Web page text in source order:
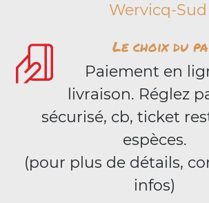
Wervicq-Sud
Le choix du
Paiement en
livraison. Réglez
sécurisé, cb, ticket
espèces.
(pour plus de détails,
infos)